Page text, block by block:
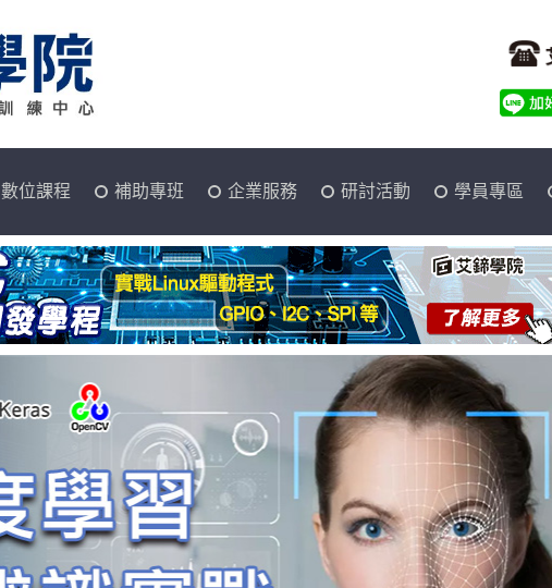
數位課程 補助專班 企業服務 研討活動 學員專區